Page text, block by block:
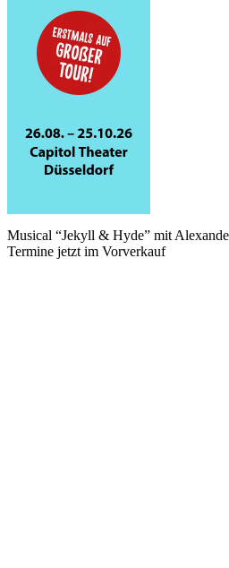
Musical “Jekyll & Hyde” mit
Termine jetzt im Vorverkauf